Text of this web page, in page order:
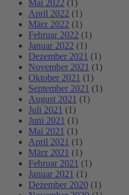
Mai 2022 (1)
April 2022 (1)
März 2022 (1)
Februar 2022 (1)
Januar 2022 (1)
Dezember 2021 (1)
November 2021 (1)
Oktober 2021 (1)
September 2021 (1)
August 2021 (1)
Juli 2021 (1)
Juni 2021 (1)
Mai 2021 (1)
April 2021 (1)
März 2021 (1)
Februar 2021 (1)
Januar 2021 (1)
Dezember 2020 (1)